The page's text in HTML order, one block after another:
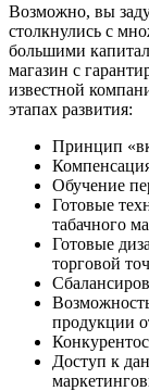
Возможно, вы
столкнулись с
большими
магазин с
известной
этапах развития:
Принцип
Обучение
Готовые
табачного
Готовые
торговой
продукции
Доступ к